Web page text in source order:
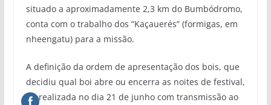
situado a aproximadamente 2,3 km do Bumbódromo,
conta com o trabalho dos “Kaçauerés” (formigas, em
nheengatu) para a missão.
A definição da ordem de apresentação dos bois, que
decidiu qual boi abre ou encerra as noites de festival,
foi realizada no dia 21 de junho com transmissão ao